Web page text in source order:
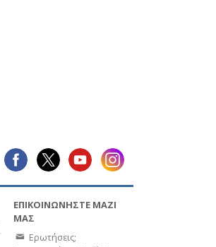
ΕΠΙΚΟΙΝΩΝΗΣΤΕ ΜΑΖΙ
ΜΑΣ
Ερωτήσεις;